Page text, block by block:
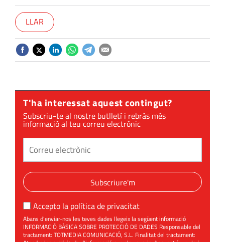
LLAR
T'ha interessat aquest contingut?
Subscriu-te al nostre butlletí i rebràs més
informació al teu correu electrònic
Subscriure'm
Accepto la política de privacitat
Abans d'enviar-nos les teves dades llegeix la següent informació
INFORMACIÓ BÀSICA SOBRE PROTECCIÓ DE DADES Responsable del
tractament: TOTMEDIA COMUNICACIÓ, S.L. Finalitat del tractament: